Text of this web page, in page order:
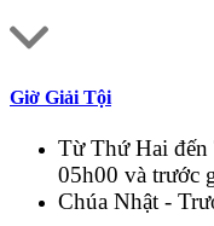
Giờ Giải Tội
Từ Thứ Hai đến
05h00 và trước
Chúa Nhật -